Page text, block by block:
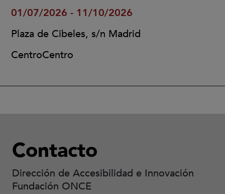
01/07/2026 - 11/10/2026
Plaza de Cibeles, s/n Madrid
CentroCentro
Contacto
Dirección de Accesibilidad e Innovación
Fundación ONCE